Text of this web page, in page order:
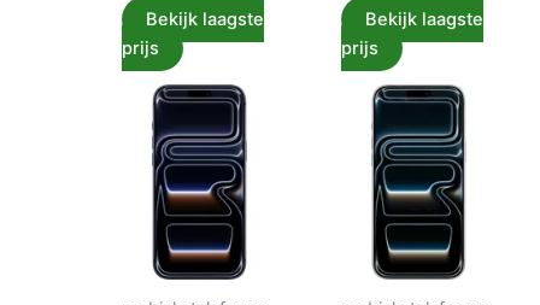
Bekijk laagste
prijs
Bekijk laagste
prijs